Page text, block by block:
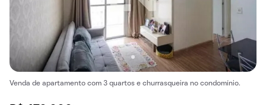
Venda de apartamento com 3 quartos e churrasqueira no condomínio.